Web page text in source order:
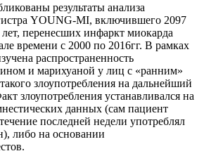
результаты анализа
YOUNG-MI, включившего 2097
перенесших инфаркт миокарда
времени с 2000 по 2016гг. В рамках
распространенность
и марихуаной у лиц с «ранним»
злоупотребления на дальнейший
злоупотребления устанавливался на
данных (сам пациент
последней недели употреблял
либо на основании